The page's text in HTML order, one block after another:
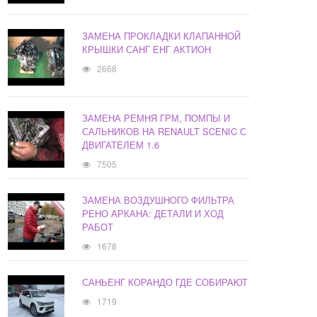
ЗАМЕНА ПРОКЛАДКИ КЛАПАННОЙ
КРЫШКИ САНГ ЕНГ АКТИОН
2668
ЗАМЕНА РЕМНЯ ГРМ, ПОМПЫ И
САЛЬНИКОВ НА RENAULT SCENIC С
ДВИГАТЕЛЕМ 1.6
7505
ЗАМЕНА ВОЗДУШНОГО ФИЛЬТРА
РЕНО АРКАНА: ДЕТАЛИ И ХОД
РАБОТ
1678
САНЬЕНГ КОРАНДО ГДЕ СОБИРАЮТ
1719